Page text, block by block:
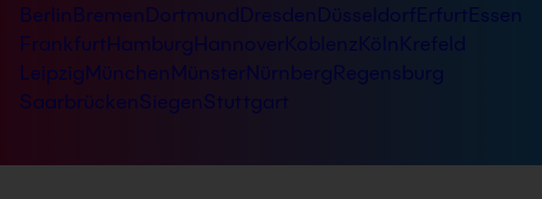
Berlin Bremen Dortmund ErfurtEssen
FrankfurtHamburgHannover
Krefeld
LeipzigMünchen Münster
SaarbrückenSiegen Stuttgart